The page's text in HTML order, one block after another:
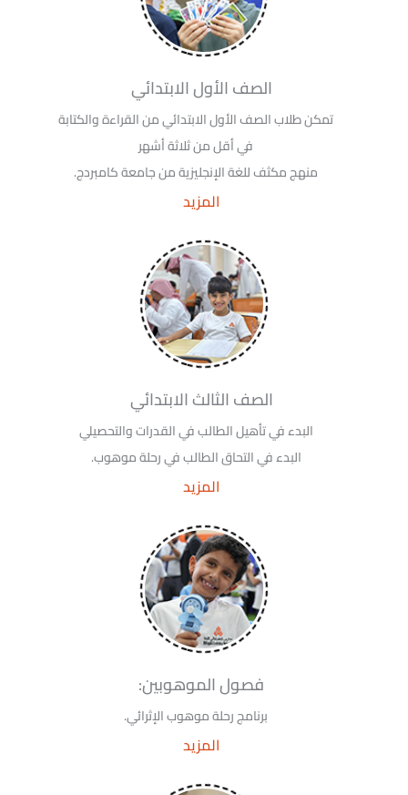
الصف الأول الابتدائي
تمكن طلاب الصف الأول الابتدائي من القراءة والكتابة
في أقل من ثلاثة أشهر
منهج مكثف للغة الإنجليزية من جامعة كامبردج.
المزيد
الصف الثالث الابتدائي
البدء في تأهيل الطالب في القدرات والتحصيلي
البدء في التحاق الطالب في رحلة موهوب.
المزيد
فصول الموهوبين:
برنامج رحلة موهوب الإثرائي.
المزيد